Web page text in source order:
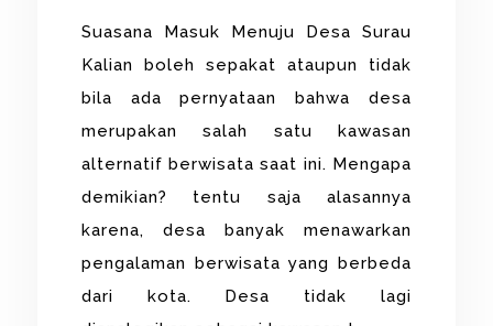
Suasana Masuk Menuju Desa Surau
Kalian boleh sepakat ataupun tidak
bila ada pernyataan bahwa desa
merupakan salah satu kawasan
alternatif berwisata saat ini. Mengapa
demikian? tentu saja alasannya
karena, desa banyak menawarkan
pengalaman berwisata yang berbeda
dari kota. Desa tidak lagi